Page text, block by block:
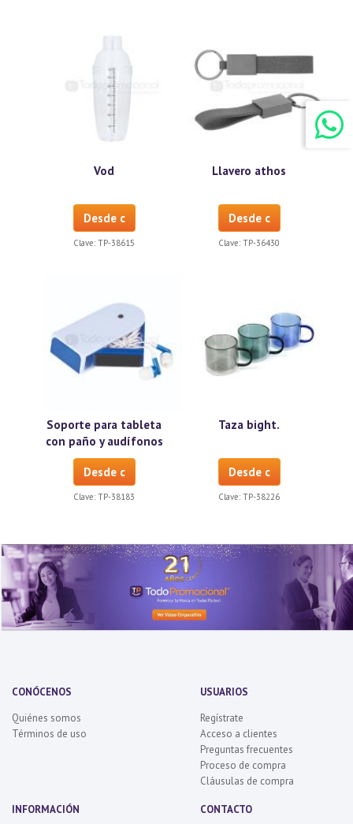
Vod
Desde c
Clave: TP-38615
Llavero athos
Desde c
Clave: TP-36430
Soporte para tableta
con paño y audífonos
Desde c
Clave: TP-38183
Taza bight.
Desde c
Clave: TP-38226
CONÓCENOS
Quiénes somos
Términos de uso
USUARIOS
Regístrate
Acceso a clientes
Preguntas frecuentes
Proceso de compra
Cláusulas de compra
INFORMACIÓN CONTACTO